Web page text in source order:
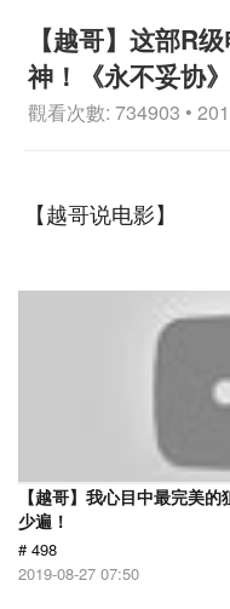
【越哥】这部R
神！《永不妥协》
觀看次數: 734903 •
【越哥说电影】
【越哥】我心目中最完美
少遍！
# 498
2019-08-27 07:50